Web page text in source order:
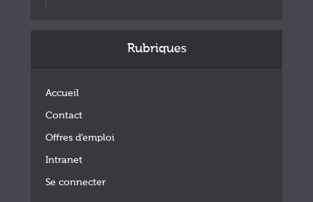
Rubriques
Accueil
Contact
Offres d’emploi
Intranet
Se connecter